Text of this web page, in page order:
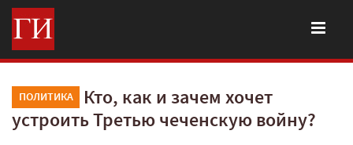
ПОЛИТИКА
Кто, как и зачем хочет
устроить Третью чеченскую войну?